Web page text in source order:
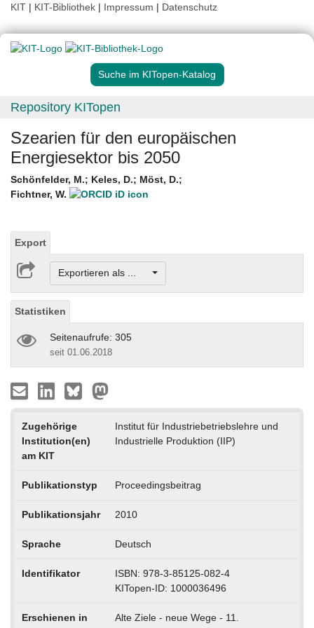
KIT | KIT-Bibliothek | Impressum | Datenschutz
Suche im KITopen-Katalog
Repository KITopen
Szearien für den europäischen
Energiesektor bis 2050
Schönfelder, M.; Keles, D.; Möst, D.;
Fichtner, W.
Export
Exportieren als ...
Statistiken
Seitenaufrufe: 305
seit 01.06.2018
Zugehörige
Institution(en)
am KIT
Institut für Industriebetriebslehre und
Industrielle Produktion (IIP)
Publikationstyp Proceedingsbeitrag
Publikationsjahr 2010
Sprache Deutsch
Identifikator
ISBN: 978-3-85125-082-4
KITopen-ID: 1000036496
Erschienen in
Alte Ziele - neue Wege - 11.